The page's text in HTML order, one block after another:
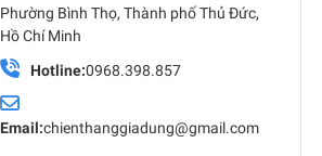
Phường Bình Thọ, Thành phố Thủ Đức,
Hồ Chí Minh
Hotline:0968.398.857
Email:chienthanggiadung@gmail.com